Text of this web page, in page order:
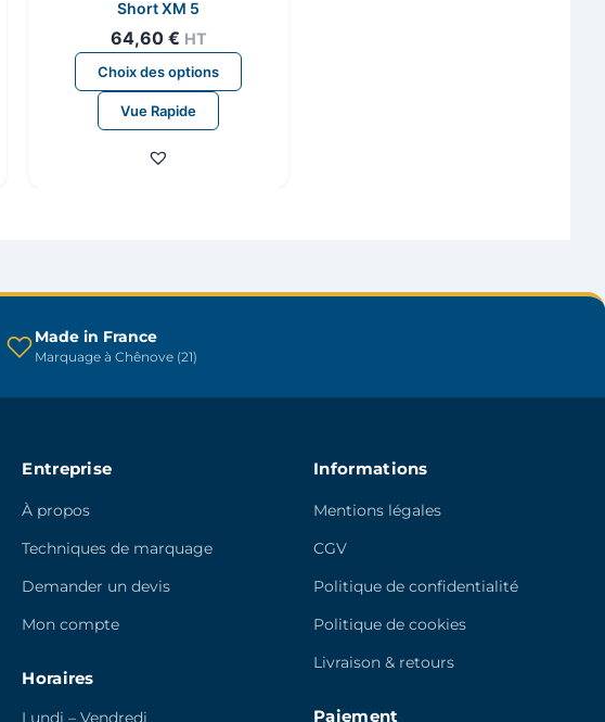
Short XM 5
64,60 € HT
Choix des options
Ce
produit
Vue Rapide
Made in France
Marquage à Chênove (21)
Entreprise
À propos
Techniques de marquage
Demander un devis
Mon compte
Horaires
Lundi – Vendredi
Informations
Mentions légales
CGV
Politique de confidentialité
Politique de cookies
Livraison & retours
Paiement